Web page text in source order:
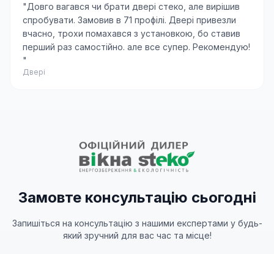
"Довго вагався чи брати двері стеко, але вирішив
спробувати. Замовив в 71 профілі. Двері привезли
вчасно, трохи помахався з установкою, бо ставив
перший раз самостійно. але все супер. Рекомендую!
"
Двері
Замовте консультацію сьогодні
Запишіться на консультацію з нашими експертами у будь-
який зручний для вас час та місце!